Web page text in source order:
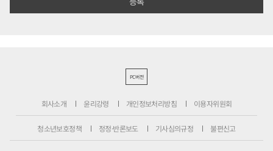
PC버전
회사소개 윤리강령 개인정보처리방침 이용자위원회
청소년보호정책 정정·반론보도 기사심의규정 불편신고